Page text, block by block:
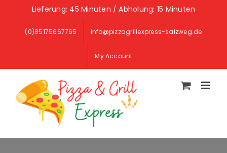
content
Lieferung: 45 Minuten / Abholung: 15 Minuten
(0)85175667765 info@pizzagrillexpress-salzweg.de
My Account